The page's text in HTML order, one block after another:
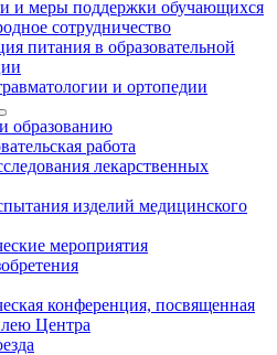
и меры поддержки обучающихся
сотрудничество
питания в образовательной
и ортопедии
образованию
работа
лекарственных
изделий медицинского
мероприятия
конференция, посвященная
Центра